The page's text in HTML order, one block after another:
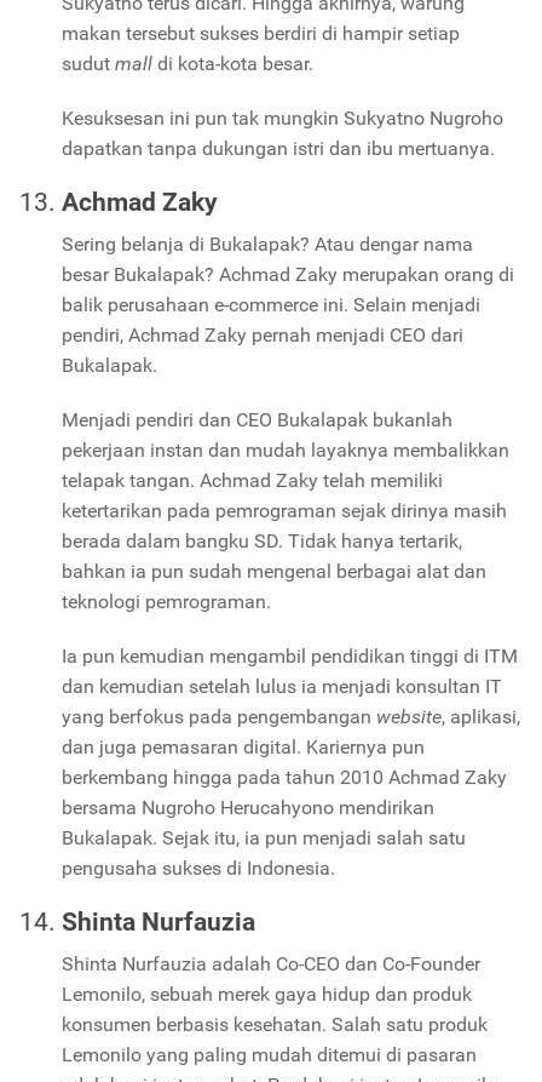
makan tersebut sukses berdiri di hampir setiap
sudut mall di kota-kota besar.
Kesuksesan ini pun tak mungkin Sukyatno Nugroho
dapatkan tanpa dukungan istri dan ibu mertuanya.
Achmad Zaky
Sering belanja di Bukalapak? Atau dengar nama
besar Bukalapak? Achmad Zaky merupakan orang di
balik perusahaan e-commerce ini. Selain menjadi
pendiri, Achmad Zaky pernah menjadi CEO dari
Bukalapak.
Menjadi pendiri dan CEO Bukalapak bukanlah
pekerjaan instan dan mudah layaknya membalikkan
telapak tangan. Achmad Zaky telah memiliki
ketertarikan pada pemrograman sejak dirinya masih
berada dalam bangku SD. Tidak hanya tertarik,
bahkan ia pun sudah mengenal berbagai alat dan
teknologi pemrograman.
Ia pun kemudian mengambil pendidikan tinggi di ITM
dan kemudian setelah lulus ia menjadi konsultan IT
yang berfokus pada pengembangan website, aplikasi,
dan juga pemasaran digital. Kariernya pun
berkembang hingga pada tahun 2010 Achmad Zaky
bersama Nugroho Herucahyono mendirikan
Bukalapak. Sejak itu, ia pun menjadi salah satu
pengusaha sukses di Indonesia.
Shinta Nurfauzia
Shinta Nurfauzia adalah Co-CEO dan Co-Founder
Lemonilo, sebuah merek gaya hidup dan produk
konsumen berbasis kesehatan. Salah satu produk
Lemonilo yang paling mudah ditemui di pasaran